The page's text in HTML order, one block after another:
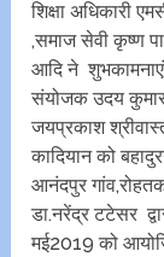
शिक्षा अधिकारी
,समाज सेवी कृष्ण
आदि ने शुभकामनाएं
संयोजक उदय कुमार
जयप्रकाश
कादियान को
आनंदपुर
डा.नरेंद्र टटेसर
मई2019 को